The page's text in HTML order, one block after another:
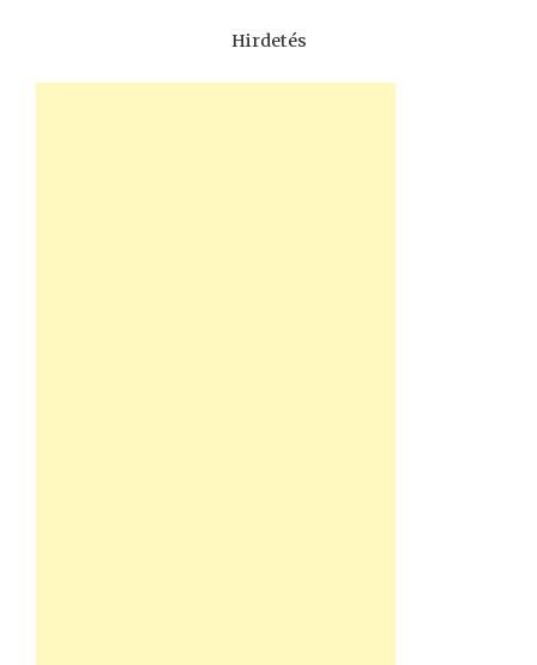
Hirdetés